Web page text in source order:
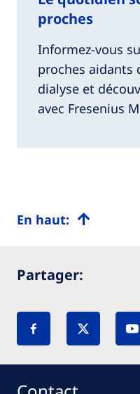
proches
Informez-vous
proches aidants
dialyse et
avec Fresenius
En haut:
Partager: